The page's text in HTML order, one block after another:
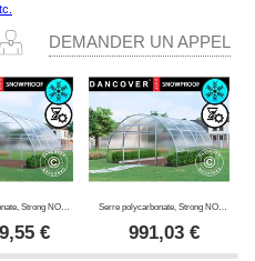
DEMANDER UN APPEL
€
Serre polycarbonate, Strong NOVA 16m², 4x4m, Argent
991,03€